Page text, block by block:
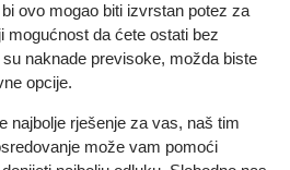
ovo mogao biti izvrstan potez za
mogućnost da ćete ostati bez
naknade previsoke, možda biste
opcije.
najbolje rješenje za vas, naš tim
može vam pomoći